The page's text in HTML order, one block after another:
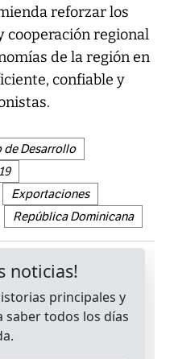
reforzar los
cooperación regional
de la región en
confiable y
de Desarrollo
Exportaciones
República Dominicana